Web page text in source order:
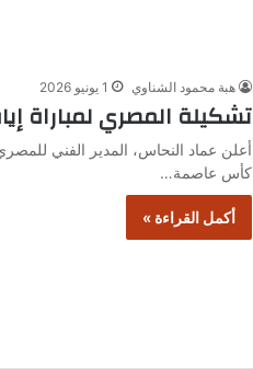
هبة محمود الشناوي 1 يونيو 2026
تشكيلة المصري لمباراة
أعلن عماد النحاس، المدير الفني
كأس عاصمة…
أكمل القراءة »